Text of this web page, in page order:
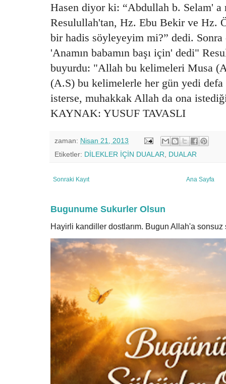
Hasen diyor ki: “Abdullah b. Selam' a
Resulullah'tan, Hz. Ebu Bekir ve Hz.
bir hadis söyleyeyim mi?” dedi.
'Anamın babamın başı için' dedi"
buyurdu: "Allah bu kelimeleri Musa
(A.S) bu kelimelerle her gün yedi
isterse, muhakkak Allah da ona
KAYNAK: YUSUF TAVASLI
zaman: Nisan 21, 2013
Etiketler: DİLEKLER İÇİN DUALAR DUALAR
Sonraki Kayıt Ana Sayfa
Bugunume Sukurler Olsun
Hayirli kandiller dostlarım. Bugun Allah'a